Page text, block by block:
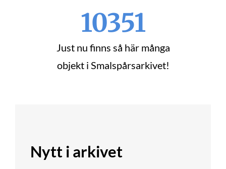
10351
Just nu finns så här många
objekt i Smalspårsarkivet!
Nytt i arkivet